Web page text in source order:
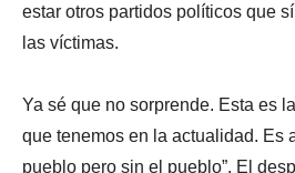
estar otros partidos políticos que
las víctimas.
Ya sé que no sorprende. Esta es
que tenemos en la actualidad. Es
pueblo pero sin el pueblo”. El